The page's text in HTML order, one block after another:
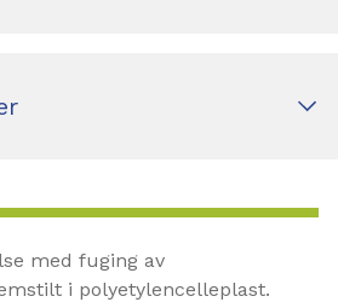
med fuging av
i polyetylencelleplast.